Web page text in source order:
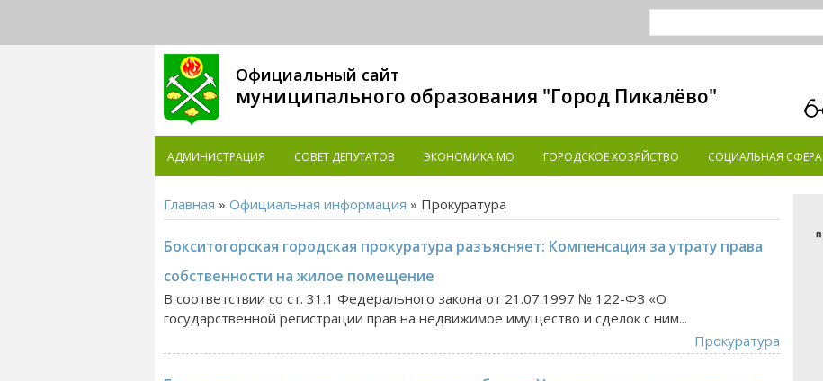
Официальный сайт
муниципального образования "Город Пикалёво"
АДМИНИСТРАЦИЯ СОВЕТ ДЕПУТАТОВ ЭКОНОМИКА MO ГОРОДСКОЕ ХОЗЯЙСТВО СОЦИАЛЬНАЯ СФЕРА
Главная » Официальная информация » Прокуратура
Бокситогорская городская прокуратура разъясняет: Компенсация за утрату права
собственности на жилое помещение
В соответствии со ст. 31.1 Федерального закона от 21.07.1997 № 122-ФЗ «О
государственной регистрации прав на недвижимое имущество и сделок с ним...
Прокуратура